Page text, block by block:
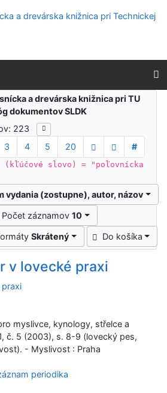
prístupnosti
a drevárska knižnica pri TU
dokumentov SLDK
223
3 4 5 20
#
(kľúčové slovo) = "poľovnícka
vydania (zostupne), autor, názov
Počet záznamov10
Skrátený Do košíka
v lovecké praxi
praxi
myslivce, kynology, střelce a
č. 5 (2003), s. 8-9 (lovecký pes,
- Myslivost : Praha
periodika